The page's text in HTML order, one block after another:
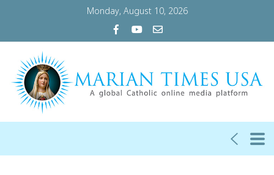
Monday, August 10, 2026